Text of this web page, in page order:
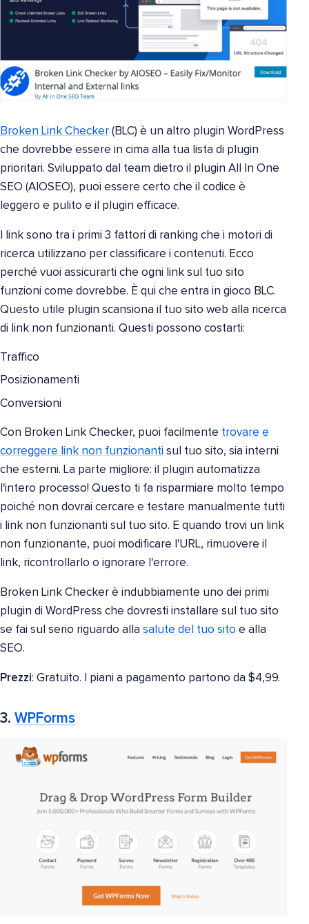
Broken Link Checker (BLC) è un altro plugin WordPress
che dovrebbe essere in cima alla tua lista di plugin
prioritari. Sviluppato dal team dietro il plugin All In One
SEO (AIOSEO), puoi essere certo che il codice è
leggero e pulito e il plugin efficace.
I link sono tra i primi 3 fattori di ranking che i motori di
ricerca utilizzano per classificare i contenuti. Ecco
perché vuoi assicurarti che ogni link sul tuo sito
funzioni come dovrebbe. È qui che entra in gioco BLC.
Questo utile plugin scansiona il tuo sito web alla ricerca
di link non funzionanti. Questi possono costarti:
Traffico
Posizionamenti
Conversioni
Con Broken Link Checker, puoi facilmente trovare e
correggere link non funzionanti sul tuo sito, sia interni
che esterni. La parte migliore: il plugin automatizza
l'intero processo! Questo ti fa risparmiare molto tempo
poiché non dovrai cercare e testare manualmente tutti
i link non funzionanti sul tuo sito. E quando trovi un link
non funzionante, puoi modificare l'URL, rimuovere il
link, ricontrollarlo o ignorare l'errore.
Broken Link Checker è indubbiamente uno dei primi
plugin di WordPress che dovresti installare sul tuo sito
se fai sul serio riguardo alla salute del tuo sito e alla
SEO.
Prezzi: Gratuito. I piani a pagamento partono da $4,99.
3. WPForms